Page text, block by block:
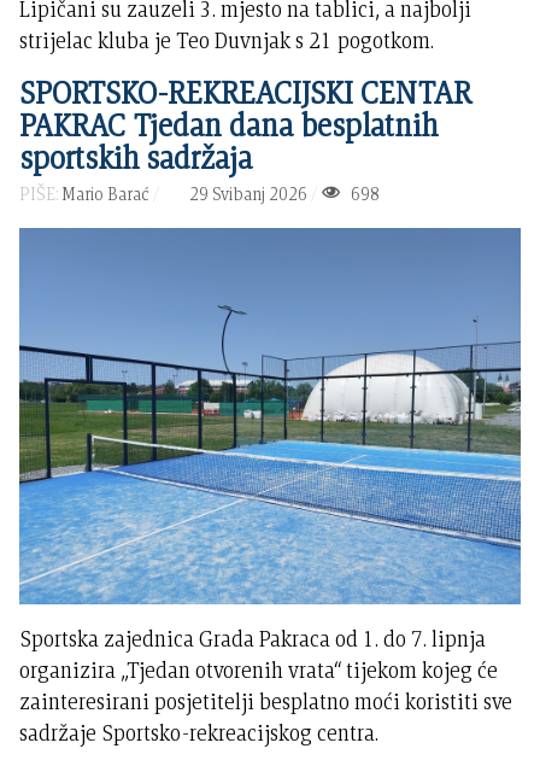
Lipičani su zauzeli 3. mjesto na tablici, a najbolji
strijelac kluba je Teo Duvnjak s 21 pogotkom.
SPORTSKO-REKREACIJSKI CENTAR
PAKRAC Tjedan dana besplatnih
sportskih sadržaja
PIŠE: Mario Barać 29 Svibanj 2026 698
Sportska zajednica Grada Pakraca od 1. do 7. lipnja
organizira „Tjedan otvorenih vrata“ tijekom kojeg će
zainteresirani posjetitelji besplatno moći koristiti sve
sadržaje Sportsko-rekreacijskog centra.